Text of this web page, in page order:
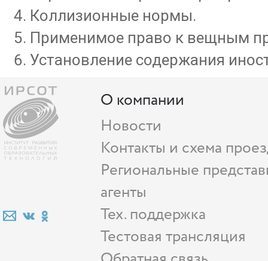
Коллизионные нормы.
Применимое право к вещным
Установление содержания
О компании
Новости
Контакты и схема
Региональные
агенты
Тех. поддержка
Тестовая трансляция